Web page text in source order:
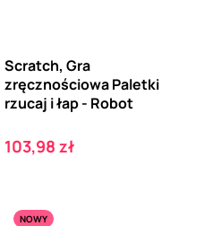
Scratch, Gra
zręcznościowa Paletki
rzucaj i łap - Robot
Cena
103,98 zł
NOWY